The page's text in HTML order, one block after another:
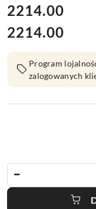
cena:
2214.00
Cena:
2214.00
Program
zalogowanych